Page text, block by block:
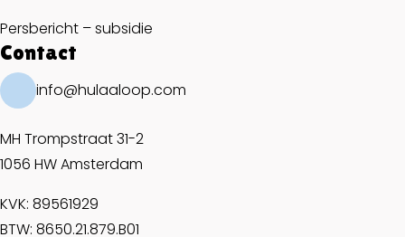
Persbericht – subsidie
Contact
info@hulaaloop.com
MH Trompstraat 31-2
1056 HW Amsterdam
KVK: 89561929
BTW: 8650.21.879.B01